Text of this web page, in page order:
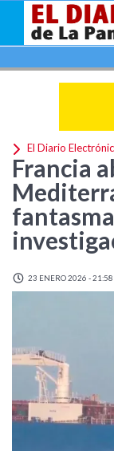
El Diario
Francia
23 ENERO 2026 - 21:58